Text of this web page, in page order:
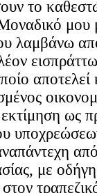
το
μου
λαμβάνω
αποτελεί
ως
με